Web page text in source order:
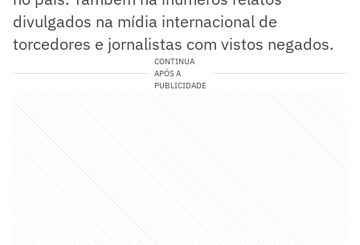
divulgados na mídia internacional de
torcedores e jornalistas com vistos negados.
CONTINUA
APÓS A
PUBLICIDADE